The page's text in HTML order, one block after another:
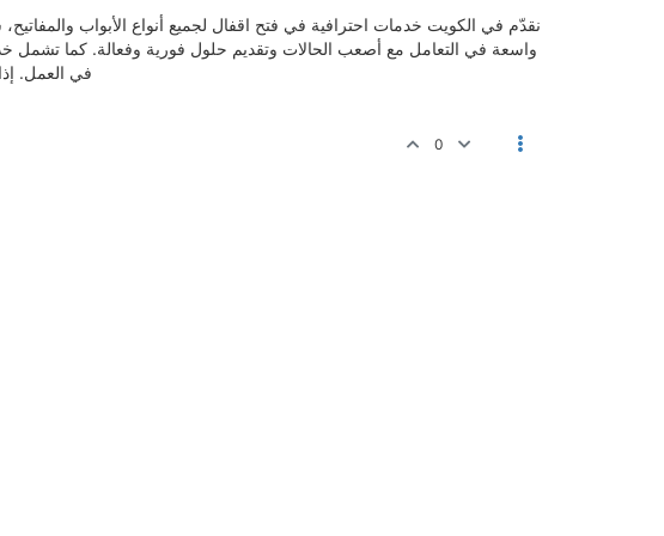
نقدّم في الكويت خدمات احترافية في فتح اقفال لجميع أنواع الأبواب
واسعة في التعامل مع أصعب الحالات وتقديم حلول فورية وفعالة. كما تشمل
في العمل.
0